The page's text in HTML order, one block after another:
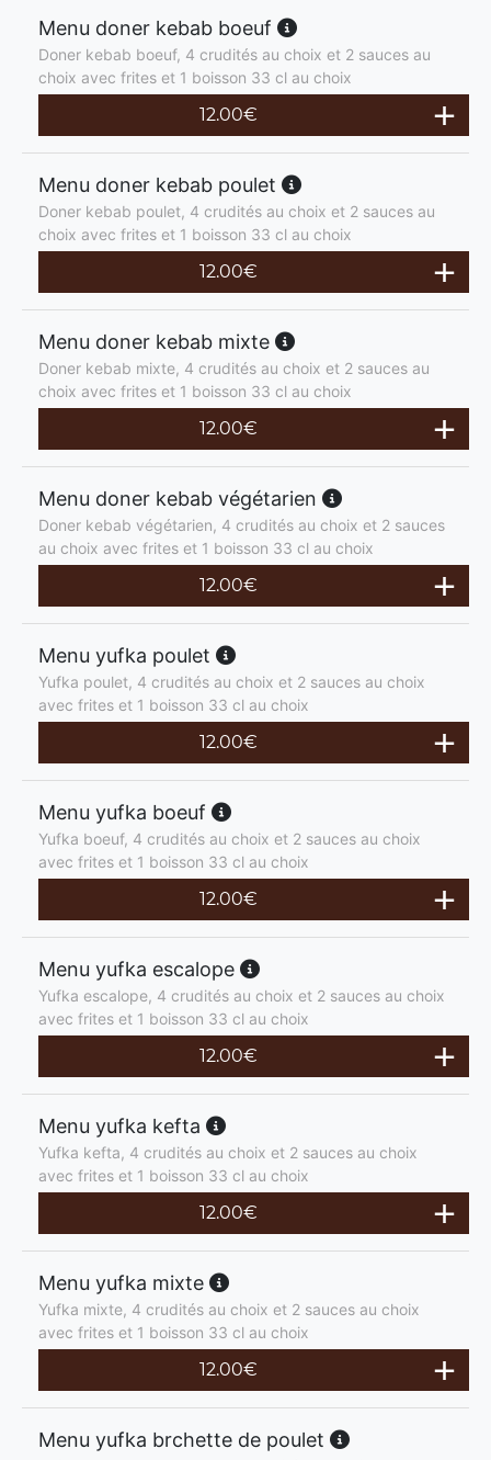
Menu doner kebab boeuf
Doner kebab boeuf, 4 crudités au choix et 2 sauces au
choix avec frites et 1 boisson 33 cl au choix
12.00€
Menu doner kebab poulet
Doner kebab poulet, 4 crudités au choix et 2 sauces au
choix avec frites et 1 boisson 33 cl au choix
12.00€
Menu doner kebab mixte
Doner kebab mixte, 4 crudités au choix et 2 sauces au
choix avec frites et 1 boisson 33 cl au choix
12.00€
Menu doner kebab végétarien
Doner kebab végétarien, 4 crudités au choix et 2 sauces
au choix avec frites et 1 boisson 33 cl au choix
12.00€
Menu yufka poulet
Yufka poulet, 4 crudités au choix et 2 sauces au choix
avec frites et 1 boisson 33 cl au choix
12.00€
Menu yufka boeuf
Yufka boeuf, 4 crudités au choix et 2 sauces au choix
avec frites et 1 boisson 33 cl au choix
12.00€
Menu yufka escalope
Yufka escalope, 4 crudités au choix et 2 sauces au choix
avec frites et 1 boisson 33 cl au choix
12.00€
Menu yufka kefta
Yufka kefta, 4 crudités au choix et 2 sauces au choix
avec frites et 1 boisson 33 cl au choix
12.00€
Menu yufka mixte
Yufka mixte, 4 crudités au choix et 2 sauces au choix
avec frites et 1 boisson 33 cl au choix
12.00€
Menu yufka brchette de poulet